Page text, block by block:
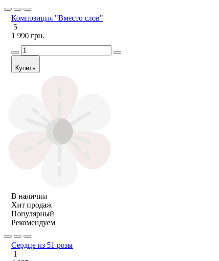
Композиция "Вместо слов"
5
1 990 грн.
Купить
В наличии
Хит продаж
Популярный
Рекомендуем
Сердце из 51 розы
1